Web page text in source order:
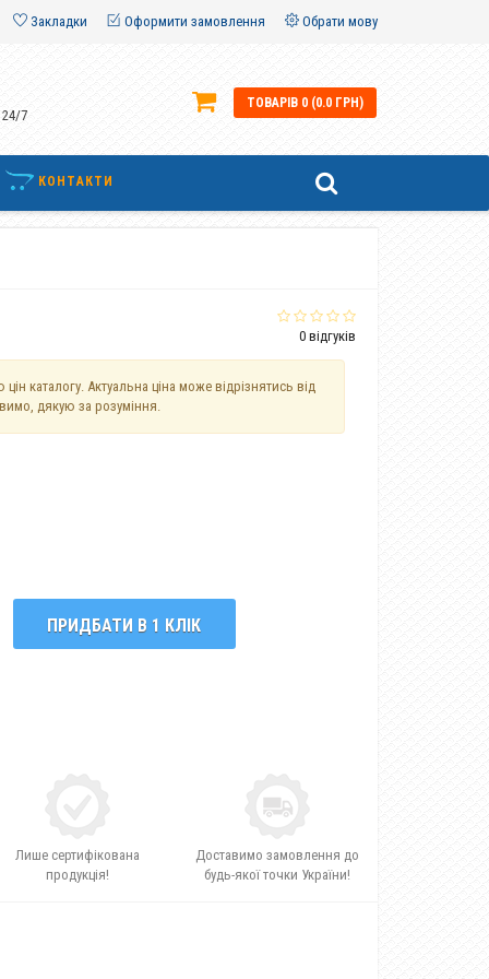
Закладки Оформити замовлення Обрати мову
7
ТОВАРІВ 0 (0.0 ГРН)
КОНТАКТИ
0 відгуків
каталогу. Актуальна ціна може відрізнятись від
дякую за розуміння.
ПРИДБАТИ В 1 КЛІК
Лише сертифікована
продукція!
Доставимо замовлення до
будь-якої точки України!